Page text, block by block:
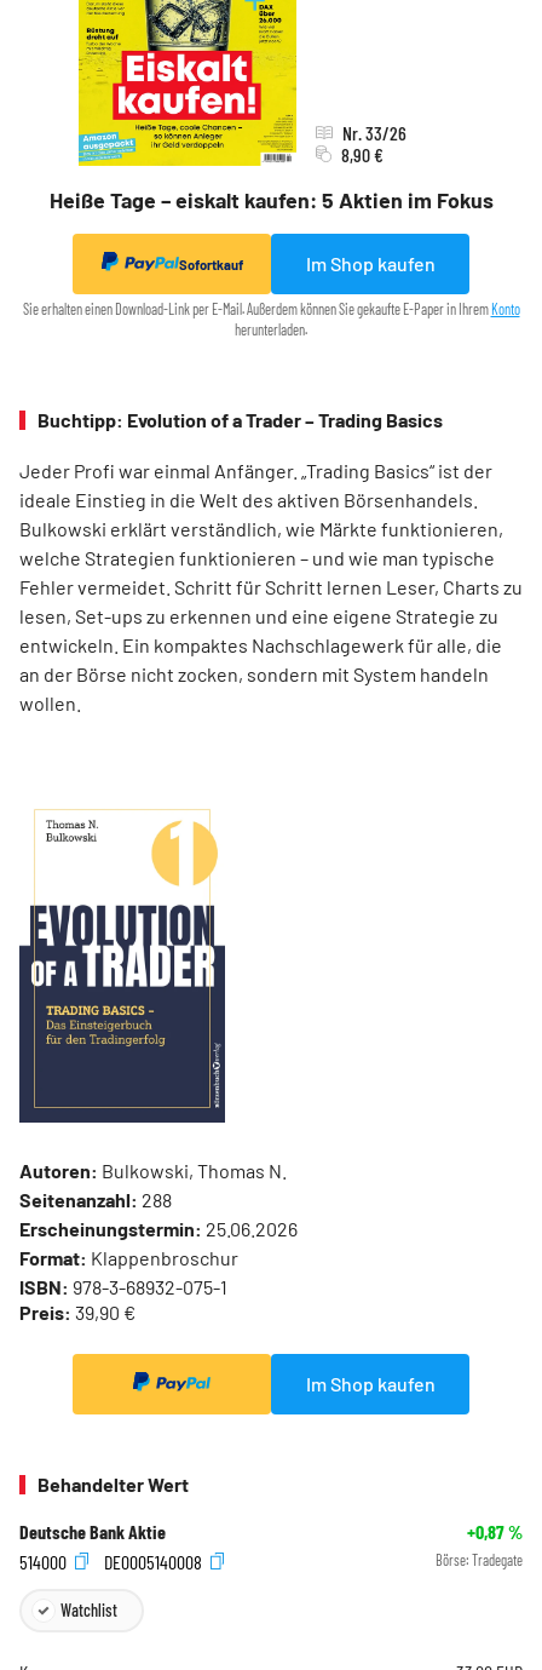
Heiße Tage – eiskalt kaufen: 5 Aktien im Fokus
Nr. 33/26
8,90 €
Sofortkauf Im Shop kaufen
Sie erhalten einen Download-Link per E-Mail. Außerdem können Sie gekaufte E-Paper in Ihrem Konto
herunterladen.
Buchtipp: Evolution of a Trader – Trading Basics
Jeder Profi war einmal Anfänger. „Trading Basics“ ist der
ideale Einstieg in die Welt des aktiven Börsenhandels.
Bulkowski erklärt verständlich, wie Märkte funktionieren,
welche Strategien funktionieren – und wie man typische
Fehler vermeidet. Schritt für Schritt lernen Leser, Charts zu
lesen, Set-ups zu erkennen und eine eigene Strategie zu
entwickeln. Ein kompaktes Nachschlagewerk für alle, die
an der Börse nicht zocken, sondern mit System handeln
wollen.
Autoren: Bulkowski, Thomas N.
Seitenanzahl: 288
Erscheinungstermin: 25.06.2026
Format: Klappenbroschur
ISBN: 978-3-68932-075-1
Preis: 39,90 €
Im Shop kaufen
Behandelter Wert
Deutsche Bank Aktie +0,87%
514000
DE0005140008 Börse: Tradegate
Watchlist